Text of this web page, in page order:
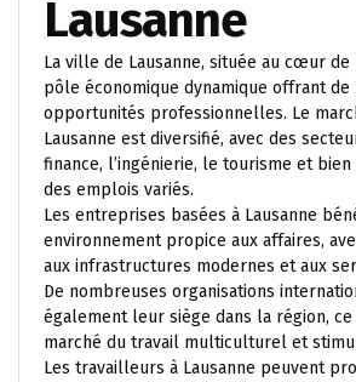
Lausanne
La ville de Lausanne, située au cœur de
pôle économique dynamique offrant de
opportunités professionnelles. Le
Lausanne est diversifié, avec des
finance, l’ingénierie, le tourisme et
des emplois variés.
Les entreprises basées à Lausanne
environnement propice aux affaires,
aux infrastructures modernes et aux
De nombreuses organisations
également leur siège dans la région,
marché du travail multiculturel et
Les travailleurs à Lausanne peuvent